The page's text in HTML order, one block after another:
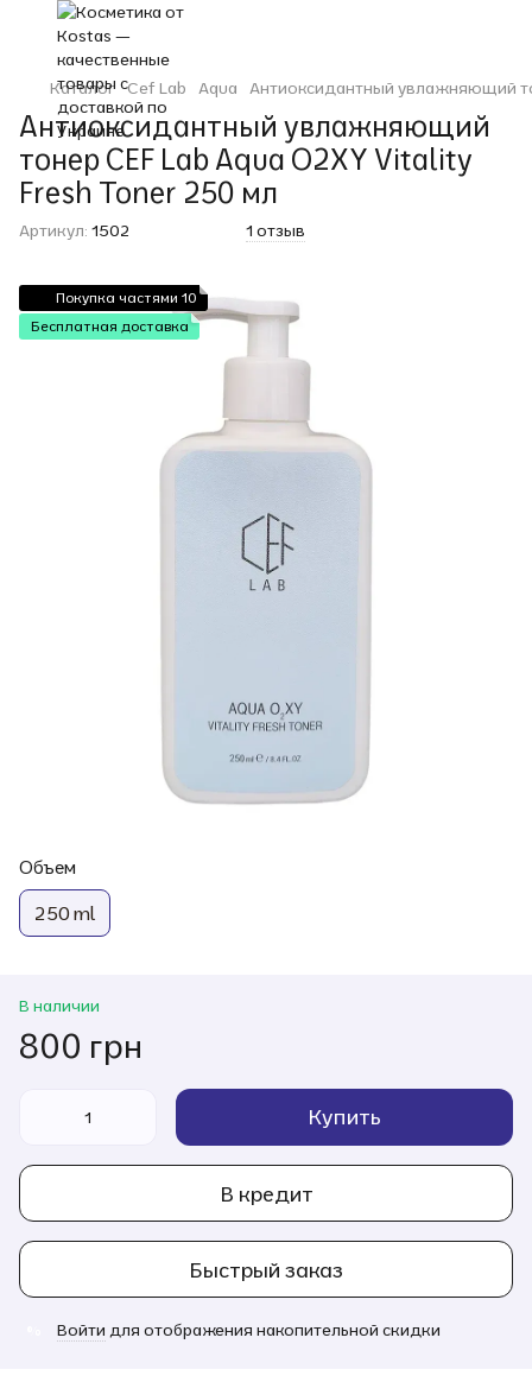
Каталог Cef Lab Aqua Антиоксидантный увлажняющий
Антиоксидантный увлажняющий
тонер CEF Lab Aqua O2XY Vitality
Fresh Toner 250 мл
Артикул: 1502 1 отзыв
Покупка частями 10
Бесплатная доставка
Объем
250 ml
В наличии
800 грн
Купить
В кредит
Быстрый заказ
Войти для отображения накопительной скидки